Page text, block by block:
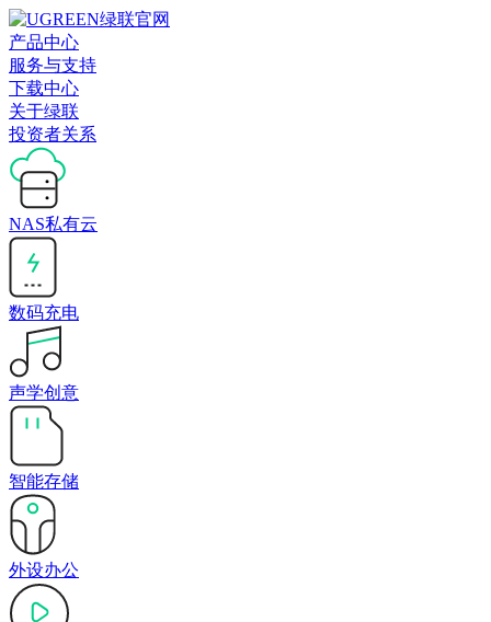
产品中心
服务与支持
下载中心
关于绿联
投资者关系
NAS私有云
数码充电
声学创意
智能存储
外设办公